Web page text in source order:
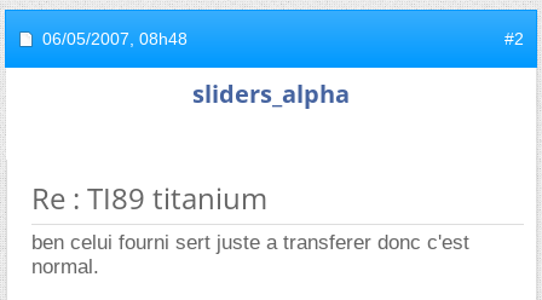
06/05/2007, 08h48 #2
sliders_alpha
Re : TI89 titanium
ben celui fourni sert juste a transferer donc c'est
normal.